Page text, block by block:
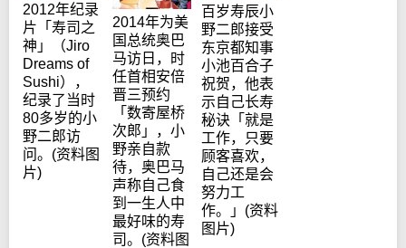
2012年纪录
片「寿司之
神」（Jiro
Dreams of
Sushi），
纪录了当时
80多岁的小
野二郎访
问。(资料图
片)
2014年为美
国总统奥巴
马访日，时
任首相安倍
晋三预约
「数寄屋桥
次郎」，小
野亲自款
待，奥巴马
声称自己食
到一生人中
最好味的寿
司。(资料图
百岁寿辰小
野二郎接受
东京都知事
小池百合子
祝贺，他表
示自己长寿
秘诀「就是
工作，只要
顾客喜欢，
自己还是会
努力工
作。」(资料
图片)